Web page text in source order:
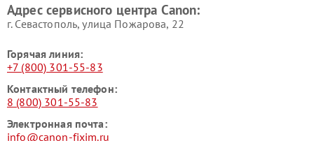
Адрес сервисного центра Canon:
г. Севастополь, улица Пожарова, 22
Горячая линия:
+7 (800) 301-55-83
Контактный телефон:
8 (800) 301-55-83
Электронная почта:
info@canon-fixim.ru